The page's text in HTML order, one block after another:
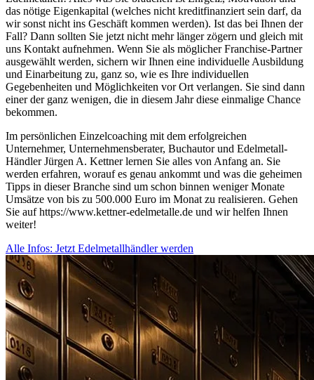
das nötige Eigenkapital (welches nicht kreditfinanziert sein darf, da
wir sonst nicht ins Geschäft kommen werden). Ist das bei Ihnen der
Fall? Dann sollten Sie jetzt nicht mehr länger zögern und gleich mit
uns Kontakt aufnehmen. Wenn Sie als möglicher Franchise-Partner
ausgewählt werden, sichern wir Ihnen eine individuelle Ausbildung
und Einarbeitung zu, ganz so, wie es Ihre individuellen
Gegebenheiten und Möglichkeiten vor Ort verlangen. Sie sind dann
einer der ganz wenigen, die in diesem Jahr diese einmalige Chance
bekommen.
Im persönlichen Einzelcoaching mit dem erfolgreichen
Unternehmer, Unternehmensberater, Buchautor und Edelmetall-
Händler Jürgen A. Kettner lernen Sie alles von Anfang an. Sie
werden erfahren, worauf es genau ankommt und was die geheimen
Tipps in dieser Branche sind um schon binnen weniger Monate
Umsätze von bis zu 500.000 Euro im Monat zu realisieren. Gehen
Sie auf https://www.kettner-edelmetalle.de und wir helfen Ihnen
weiter!
Alle Infos: Jetzt Edelmetallhändler werden